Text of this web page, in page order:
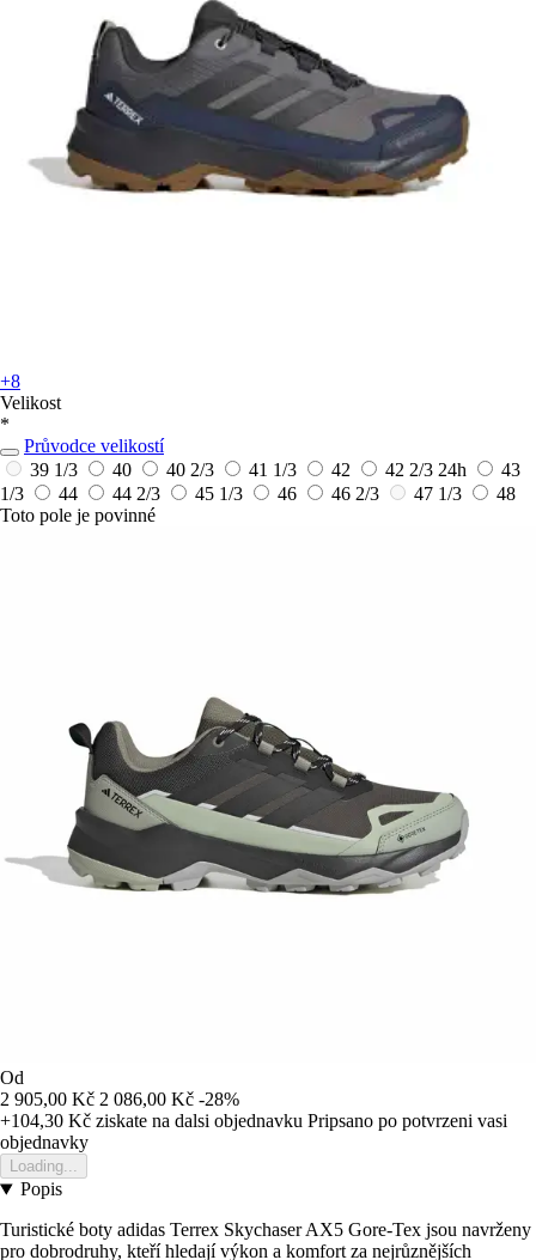
+8
Velikost
*
Průvodce velikostí
39 1/3
40 40 2/3 41 1/3 42 42 2/3 24h
43
1/3
44 44 2/3 45 1/3 46 46 2/3 47 1/3
48
Toto pole je povinné
Od
2 905,00 Kč 2 086,00 Kč -28%
+104,30 Kč ziskate na dalsi objednavku Pripsano po potvrzeni vasi
objednavky
Loading...
Popis
Turistické boty adidas Terrex Skychaser AX5 Gore-Tex jsou navrženy
pro dobrodruhy, kteří hledají výkon a komfort za nejrůznějších